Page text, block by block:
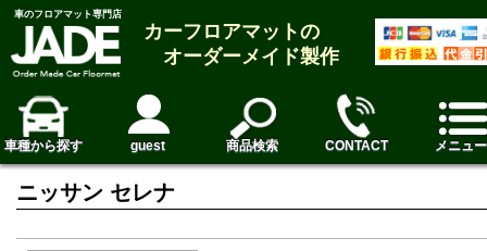
車のフロアマット専門店
カーフロアマットの
オーダーメイド製作
車種から探す guest 商品検索 CONTACT メニュー
ニッサン セレナ